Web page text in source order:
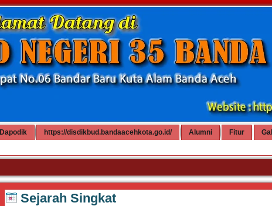
Dapodik https://disdikbud.bandaacehkota.go.id/ Alumni Fitur
Sejarah Singkat